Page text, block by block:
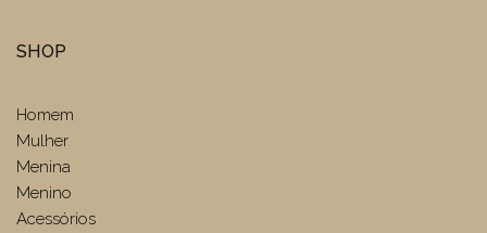
SHOP
Homem
Mulher
Menina
Menino
Acessórios